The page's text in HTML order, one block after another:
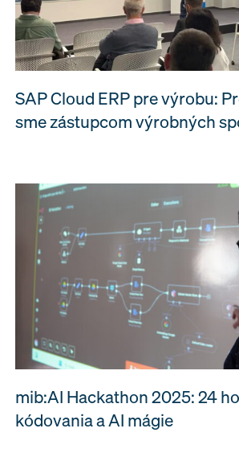
SAP Cloud ERP pre výrobu:
sme zástupcom výrobných
mib:AI Hackathon 2025: 24
kódovania a AI mágie